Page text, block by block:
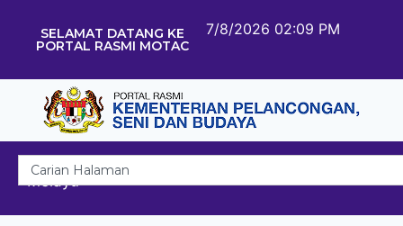
SELAMAT DATANG KE
PORTAL RASMI MOTAC
7/8/2026 02:09 PM
Melayu